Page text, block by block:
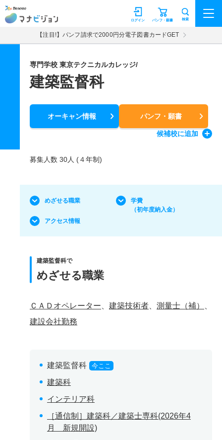
マナビジョン パンフ・願書
ログイン 検索
【注目!】パンフ請求で2000円分電子図書カードGET
専門学校 東京テクニカルカレッジ/
建築監督科
オーキャン情報 パンフ・願書
候補校に追加
募集人数 30人 (４年制)
めざせる職業
学費
（初年度納入金）
アクセス情報
建築監督科で
めざせる職業
ＣＡＤオペレーター 建築技術者 測量士（補）
建設会社勤務
建築監督科 今ここ
建築科
インテリア科
［通信制］建築科／建築士専科(2026年4
月 新規開設)